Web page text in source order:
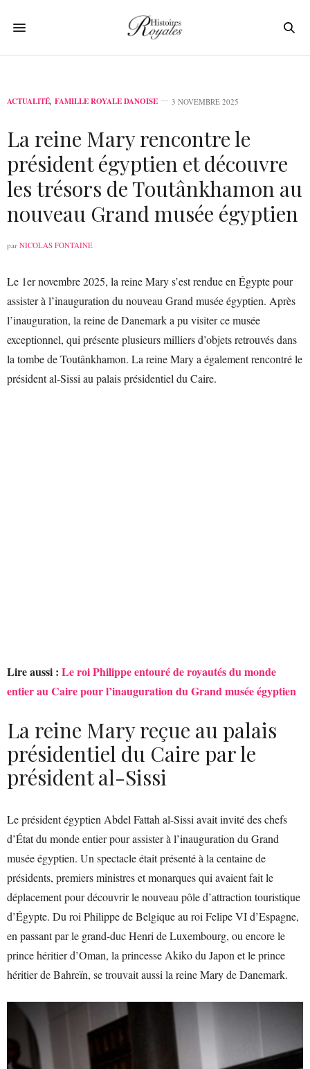
ACTUALITÉ, FAMILLE ROYALE DANOISE 3 NOVEMBRE 2025
La reine Mary rencontre le
président égyptien et découvre
les trésors de Toutânkhamon au
nouveau Grand musée égyptien
par NICOLAS FONTAINE
Le 1er novembre 2025, la reine Mary s’est rendue en Égypte pour
assister à l’inauguration du nouveau Grand musée égyptien. Après
l’inauguration, la reine de Danemark a pu visiter ce musée
exceptionnel, qui présente plusieurs milliers d’objets retrouvés dans
la tombe de Toutânkhamon. La reine Mary a également rencontré le
président al-Sissi au palais présidentiel du Caire.
Lire aussi : Le roi Philippe entouré de royautés du monde
entier au Caire pour l’inauguration du Grand musée égyptien
La reine Mary reçue au palais
présidentiel du Caire par le
président al-Sissi
Le président égyptien Abdel Fattah al-Sissi avait invité des chefs
d’État du monde entier pour assister à l’inauguration du Grand
musée égyptien. Un spectacle était présenté à la centaine de
présidents, premiers ministres et monarques qui avaient fait le
déplacement pour découvrir le nouveau pôle d’attraction touristique
d’Égypte. Du roi Philippe de Belgique au roi Felipe VI d’Espagne,
en passant par le grand-duc Henri de Luxembourg, ou encore le
prince héritier d’Oman, la princesse Akiko du Japon et le prince
héritier de Bahreïn, se trouvait aussi la reine Mary de Danemark.